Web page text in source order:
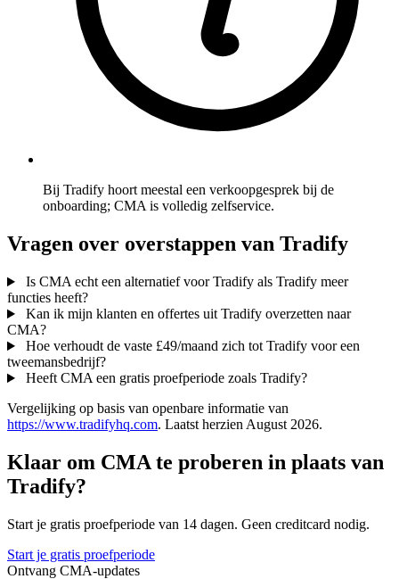
Bij Tradify hoort meestal een verkoopgesprek bij de
onboarding; CMA is volledig zelfservice.
Vragen over overstappen van Tradify
Is CMA echt een alternatief voor Tradify als Tradify meer
functies heeft?
Kan ik mijn klanten en offertes uit Tradify overzetten naar
CMA?
Hoe verhoudt de vaste £49/maand zich tot Tradify voor een
tweemansbedrijf?
Heeft CMA een gratis proefperiode zoals Tradify?
Vergelijking op basis van openbare informatie van
https://www.tradifyhq.com. Laatst herzien August 2026.
Klaar om CMA te proberen in plaats van
Tradify?
Start je gratis proefperiode van 14 dagen. Geen creditcard nodig.
Start je gratis proefperiode
Ontvang CMA-updates